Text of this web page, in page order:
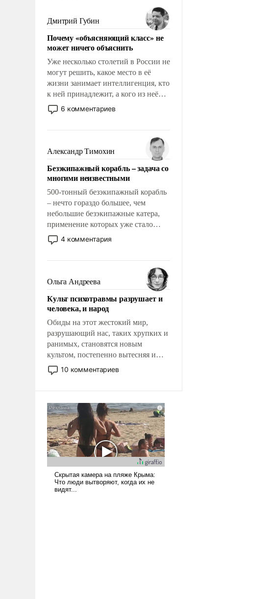
Дмитрий Губин
Почему «объясняющий класс» не
может ничего объяснить
Уже несколько столетий в России не
могут решить, какое место в её
жизни занимает интеллигенция, кто
к ней принадлежит, а кого из неё
исключили с правом
восстановления и без оного. И чем
казалось, что эти вопросы решены
раз и навсегда, но – нет, не решены.
6 комментариев
Александр Тимохин
Безэкипажный корабль – задача со
многими неизвестными
500-тонный безэкипажный корабль
– нечто гораздо большее, чем
небольшие безэкипажные катера,
применение которых уже стало
обыденностью. Задача по созданию
такого корабля очень сложна и
реализация радикально поднимет
наши боевые возможности.
4 комментария
Ольга Андреева
Культ психотравмы разрушает и
человека, и народ
Обиды на этот жестокий мир,
разрушающий нас, таких хрупких и
ранимых, становятся новым
культом, постепенно вытесняя и
отменяя традиционное требование к
человеку – быть мужественным и
слабым, идти вперед и
адаптироваться.
10 комментариев